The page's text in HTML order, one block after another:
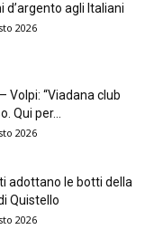
d’argento agli Italiani
2026
Volpi: “Viadana club
Qui per...
2026
adottano le botti della
Quistello
2026